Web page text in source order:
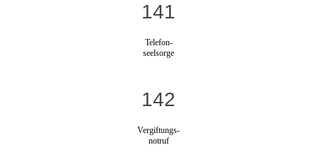
141
Telefon-
seelsorge
142
Vergiftungs-
notruf